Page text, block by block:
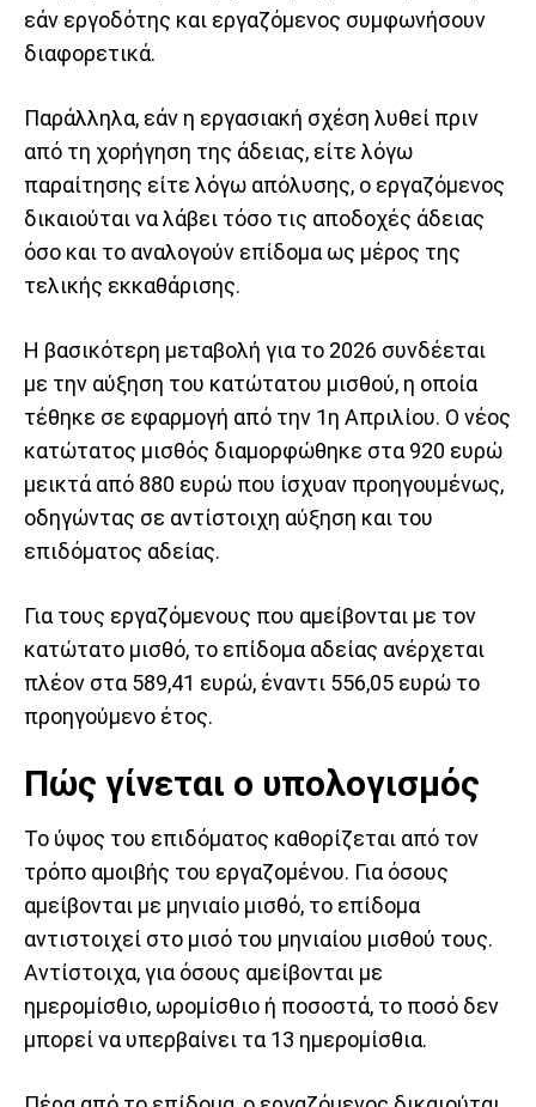
εάν εργοδότης και εργαζόμενος συμφωνήσουν
διαφορετικά.
Παράλληλα, εάν η εργασιακή σχέση λυθεί πριν
από τη χορήγηση της άδειας, είτε λόγω
παραίτησης είτε λόγω απόλυσης, ο εργαζόμενος
δικαιούται να λάβει τόσο τις αποδοχές άδειας
όσο και το αναλογούν επίδομα ως μέρος της
τελικής εκκαθάρισης.
Η βασικότερη μεταβολή για το 2026 συνδέεται
με την αύξηση του κατώτατου μισθού, η οποία
τέθηκε σε εφαρμογή από την 1η Απριλίου. Ο νέος
κατώτατος μισθός διαμορφώθηκε στα 920 ευρώ
μεικτά από 880 ευρώ που ίσχυαν προηγουμένως,
οδηγώντας σε αντίστοιχη αύξηση και του
επιδόματος αδείας.
Για τους εργαζόμενους που αμείβονται με τον
κατώτατο μισθό, το επίδομα αδείας ανέρχεται
πλέον στα 589,41 ευρώ, έναντι 556,05 ευρώ το
προηγούμενο έτος.
Πώς γίνεται ο υπολογισμός
Το ύψος του επιδόματος καθορίζεται από τον
τρόπο αμοιβής του εργαζομένου. Για όσους
αμείβονται με μηνιαίο μισθό, το επίδομα
αντιστοιχεί στο μισό του μηνιαίου μισθού τους.
Αντίστοιχα, για όσους αμείβονται με
ημερομίσθιο, ωρομίσθιο ή ποσοστά, το ποσό δεν
μπορεί να υπερβαίνει τα 13 ημερομίσθια.